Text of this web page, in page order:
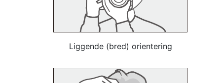
Liggende (bred) orientering